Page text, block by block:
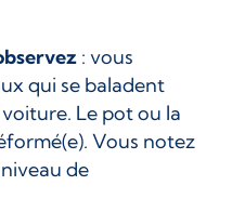
: vous
qui se baladent
Le pot ou la
Vous notez
de